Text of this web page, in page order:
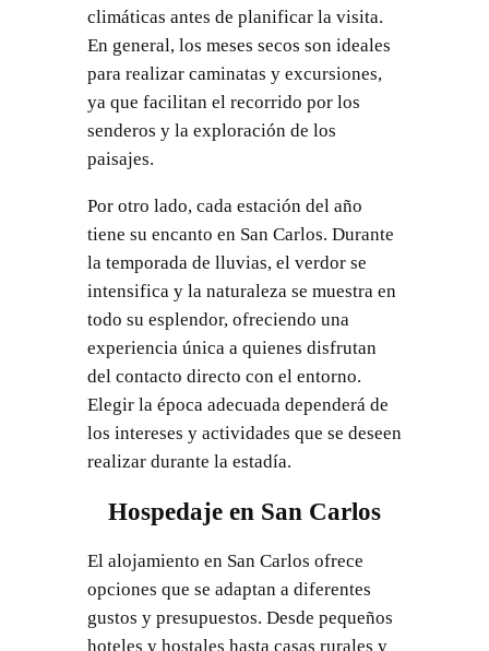
climáticas antes de planificar la visita.
En general, los meses secos son ideales
para realizar caminatas y excursiones,
ya que facilitan el recorrido por los
senderos y la exploración de los
paisajes.
Por otro lado, cada estación del año
tiene su encanto en San Carlos. Durante
la temporada de lluvias, el verdor se
intensifica y la naturaleza se muestra en
todo su esplendor, ofreciendo una
experiencia única a quienes disfrutan
del contacto directo con el entorno.
Elegir la época adecuada dependerá de
los intereses y actividades que se deseen
realizar durante la estadía.
Hospedaje en San Carlos
El alojamiento en San Carlos ofrece
opciones que se adaptan a diferentes
gustos y presupuestos. Desde pequeños
hoteles y hostales hasta casas rurales y